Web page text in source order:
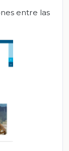
entre las